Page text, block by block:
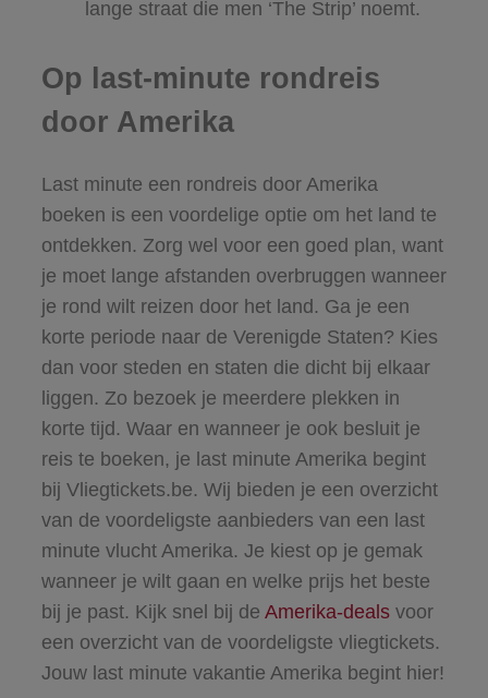
lange straat die men ‘The Strip’ noemt.​
Op last-minute rondreis
door Amerika
Last minute een rondreis door Amerika
boeken is een voordelige optie om het land te
ontdekken. Zorg wel voor een goed plan, want
je moet lange afstanden overbruggen wanneer
je rond wilt reizen door het land. Ga je een
korte periode naar de Verenigde Staten? Kies
dan voor steden en staten die dicht bij elkaar
liggen. Zo bezoek je meerdere plekken in
korte tijd. Waar en wanneer je ook besluit je
reis te boeken, je last minute Amerika begint
bij Vliegtickets.be. Wij bieden je een overzicht
van de voordeligste aanbieders van een last
minute vlucht Amerika. Je kiest op je gemak
wanneer je wilt gaan en welke prijs het beste
bij je past. Kijk snel bij de Amerika-deals​​voor
een overzicht van de voordeligste vliegtickets.
Jouw last minute vakantie Amerika begint hier!